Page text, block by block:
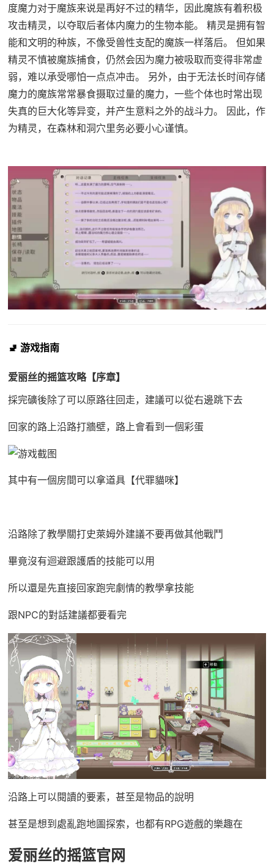
度魔力对于魔族来说是再好不过的精华，因此魔族有着积极
攻击精灵，以夺取后者体内魔力的生物本能。 精灵是拥有智
能和文明的种族，不像受兽性支配的魔族一样落后。 但如果
精灵不慎被魔族捕食，仍然会因为魔力被吸取而变得非常虚
弱，难以承受哪怕一点点冲击。 另外，由于无法长时间存储
魔力的魔族常常暴食摄取过量的魔力，一些个体也时常出现
失真的巨大化等异变，并产生意料之外的战斗力。 因此，作
为精灵，在森林和洞穴里务必要小心谨慎。
🚽 游戏指南
爱丽丝的摇篮攻略【序章】
採完礦後除了可以原路往回走，建議可以從右邊跳下去
回家的路上沿路打牆壁，路上會看到一個彩蛋
其中有一個房間可以拿道具【代罪貓咪】
沿路除了教學關打史萊姆外建議不要再做其他戰鬥
畢竟沒有迴避跟護盾的技能可以用
所以還是先直接回家跑完劇情的教學拿技能
跟NPC的對話建議都要看完
沿路上可以閱讀的要素，甚至是物品的說明
甚至是想到處亂跑地圖探索，也都有RPG遊戲的樂趣在
爱丽丝的摇篮官网